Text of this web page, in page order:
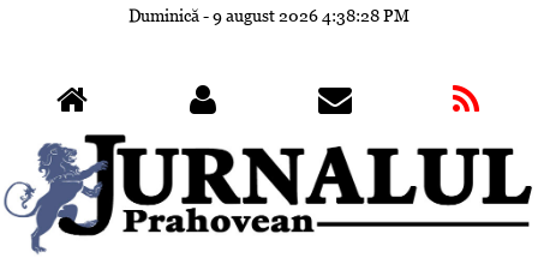
Duminică - 9 august 20264:38:30 PM